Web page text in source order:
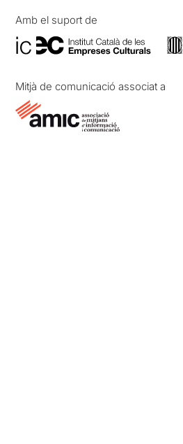
Amb el suport de
Mitjà de comunicació associat a